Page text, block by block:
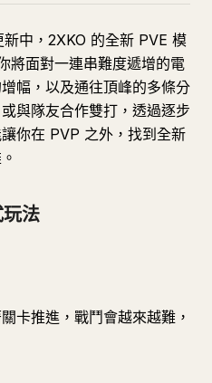
中，2XKO 的全新 PVE 模
將面對一連串難度遞增的電
幅，以及通往頂峰的多條分
與隊友合作雙打，透過逐步
你在 PVP 之外，找到全新
法
卡推進，戰鬥會越來越難，